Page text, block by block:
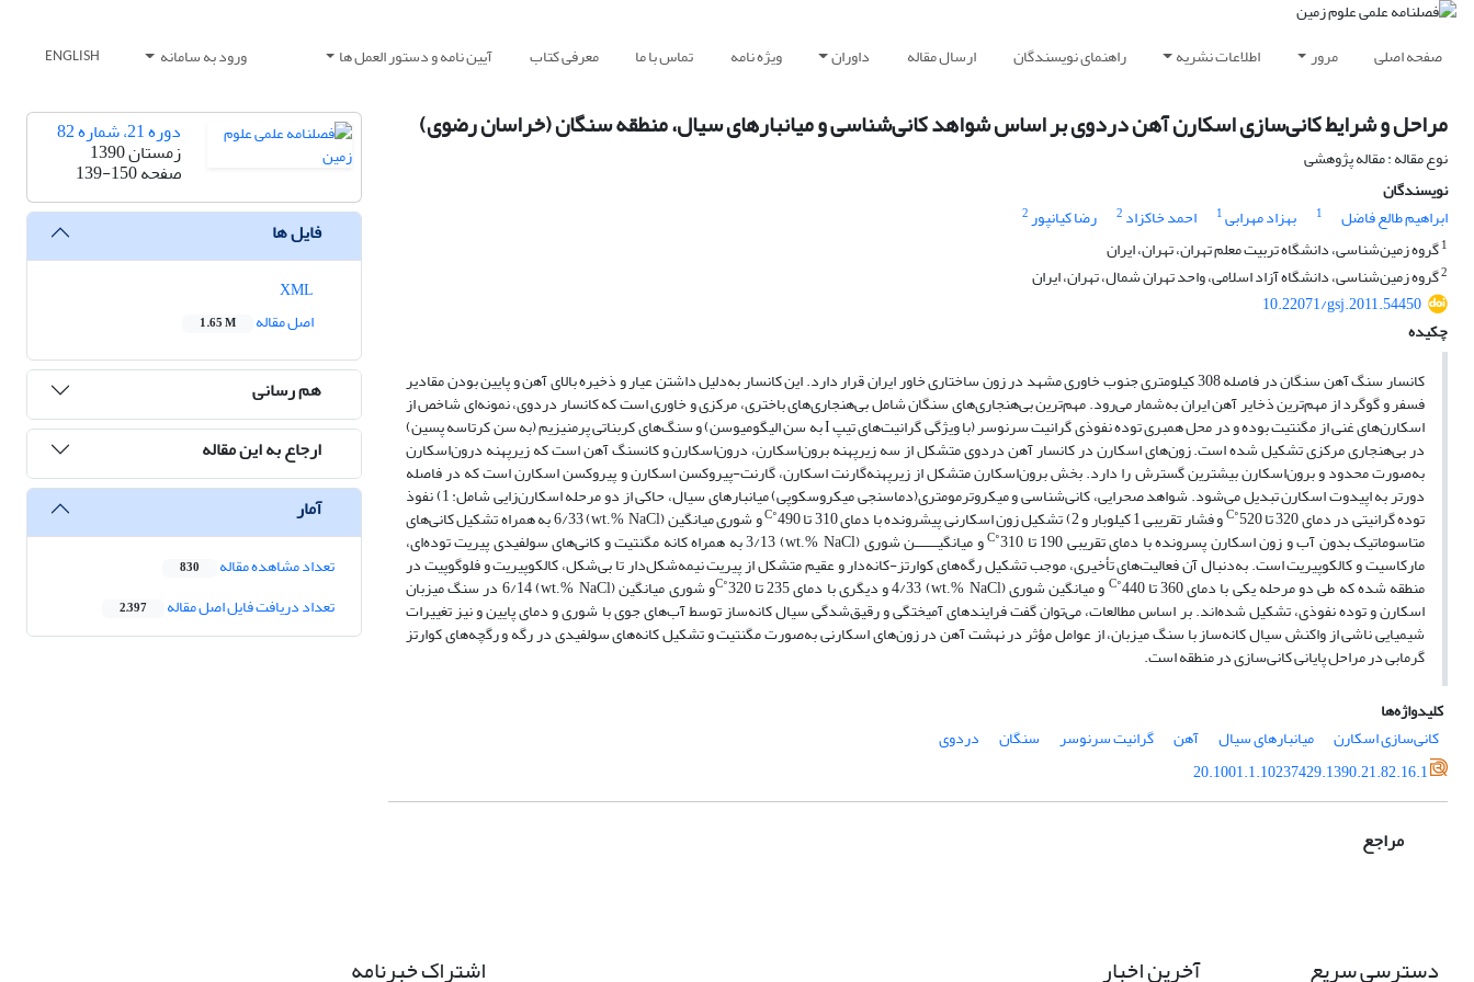
صفحه اصلی مرور اطلاعات نشریه راهنمای نویسندگان ارسال مقاله داوران ویژه نامه تماس با ما معرفی کتاب آیین نامه و دستور العمل ها ورود به سامانه ENGLISH
مراحل و شرایط کانی‌سازی اسکارن آهن دردوی بر اساس شواهد کانی‌شناسی و میانبارهای سیال، منطقه سنگان (خراسان رضوی)
نوع مقاله : مقاله پژوهشی
نویسندگان
ابراهیم طالع فاضل
1 بهزاد مهرابی1 احمد خاکزاد 2 رضا کیانپور2
1گروه زمین‌شناسی، دانشگاه تربیت معلم تهران، تهران، ایران
2گروه زمین‌شناسی، دانشگاه آزاد اسلامی، واحد تهران شمال، تهران، ایران
10.22071/gsj.2011.54450
چکیده
کانسار سنگ آهن سنگان در فاصله 308 کیلومتری جنوب خاوری مشهد در زون ساختاری خاور ایران قرار دارد. این کانسار به‌دلیل داشتن عیار و ذخیره بالای آهن و پایین بودن مقادیر
فسفر و گوگرد از مهم‌ترین ذخایر آهن ایران به‌شمار می‌رود. مهم‌‌ترین بی‌هنجاری‌های سنگان شامل بی‌هنجاری‌های باختری، مرکزی و خاوری است که کانسار دردوی، نمونه‌ای شاخص از
اسکارن‌های غنی از مگنتیت بوده و در محل همبری توده‌ نفوذی گرانیت سرنوسر (با ویژگی گرانیت‌های تیپ Iبه سن الیگومیوسن) و سنگ‌های کربناتی پر‌منیزیم (به سن کرتاسه پسین)
در بی‌هنجاری مرکزی تشکیل شده است. زون‌های اسکارن در کانسار آهن دردوی متشکل از سه زیرپهنه برون‌اسکارن، درون‌اسکارن و کانسنگ آهن است که زیر‌پهنه درون‌اسکارن
به‌صورت محدود و برون‌اسکارن بیشترین گسترش را دارد. بخش برون‌اسکارن متشکل از زیر‌پهنه‌گارنت اسکارن، گارنت-پیروکسن اسکارن و پیروکسن اسکارن است که در فاصله
دورتر به اپیدوت اسکارن تبدیل می‌شود. شواهد صحرایی، کانی‌شناسی و میکروترمومتری(دماسنجی میکروسکوپی) میانبارهای سیال، حاکی از دو مرحله اسکارن‌زایی شامل: 1) نفوذ
توده گرانیتی در دمای 320 تا C˚520 و فشار تقریبی 1 کیلوبار و 2) تشکیل زون اسکارنی ‌پیشرونده با دمای 310 تا C˚490 و شوری میانگین ( wt.% NaCl ) 6/33 به همراه تشکیل کانی‌های
متاسوماتیک بدون آب و زون اسکارن پسرونده با دمای تقریبی 190 تا C˚310 و میانگیـــــــن شوری ( wt.% NaCl ) 3/13 به همراه کانه مگنتیت و کانی‌های سولفیدی پیریت توده‌ای،
مارکاسیت و کالکوپیریت است. به‌دنبال آن فعالیت‌های تأخیری، موجب تشکیل رگه‌های کوارتز-کانه‌دار و عقیم متشکل از پیریت نیمه‌شکل‌دار تا بی‌شکل، کالکوپیریت و فلوگوپیت در
منطقه شده که طی دو مرحله یکی با دمای 360 تا C˚440 و ‌میانگین شوری ( wt.% NaCl) 4/33 و دیگری با دمای 235 تا C˚320و شوری میانگین ( wt.% NaCl ) 6/14 در سنگ میزبان
اسکارن و توده نفوذی، تشکیل شده‌اند. بر اساس مطالعات، می‌توان گفت فرایندهای آمیختگی و رقیق‌شدگی سیال کانه‌ساز توسط آب‌های جوی با شوری و دمای پایین و نیز تغییرات
شیمیایی ناشی از واکنش سیال کانه‌ساز با سنگ میزبان، از عوامل مؤثر در نهشت آهن در زون‌های اسکارنی به‌صورت مگنتیت و تشکیل کانه‌های سولفیدی در رگه و رگچه‌های کوارتز
گرمابی در مراحل پایانی کانی‌سازی در منطقه است.
کلیدواژه‌ها
کانی‌سازی اسکارن
میانبارهای سیال آهن گرانیت سرنوسر سنگان
دردوی
20.1001.1.10237429.1390.21.82.16.1
مراجع
دوره 21، شماره 82
زمستان 1390
صفحه139-150
فایل ها
اصل مقاله
1.65 M
هم رسانی
ارجاع به این مقاله
آمار
تعداد مشاهده مقاله 830
تعداد دریافت فایل اصل مقاله 2,397
دسترسی سریع آخرین اخبار اشتراک خبرنامه